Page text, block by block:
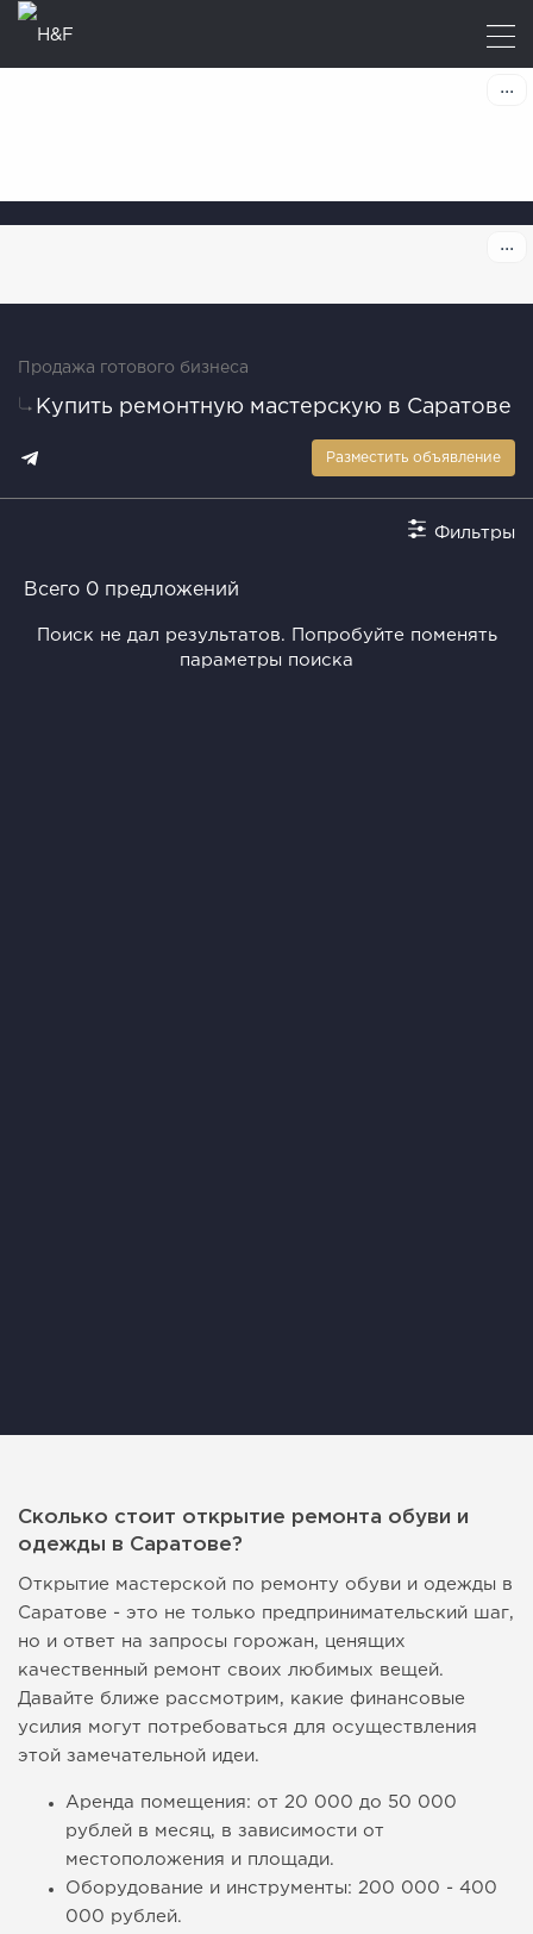
Продажа готового бизнеса
Купить ремонтную мастерскую в Саратове
Разместить объявление
Фильтры
Всего 0 предложений
Поиск не дал результатов. Попробуйте поменять
параметры поиска
Сколько стоит открытие ремонта обуви и
одежды в Саратове?
Открытие мастерской по ремонту обуви и одежды в
Саратове - это не только предпринимательский шаг,
но и ответ на запросы горожан, ценящих
качественный ремонт своих любимых вещей.
Давайте ближе рассмотрим, какие финансовые
усилия могут потребоваться для осуществления
этой замечательной идеи.
Аренда помещения: от 20 000 до 50 000
рублей в месяц, в зависимости от
местоположения и площади.
Оборудование и инструменты: 200 000 - 400
000 рублей.